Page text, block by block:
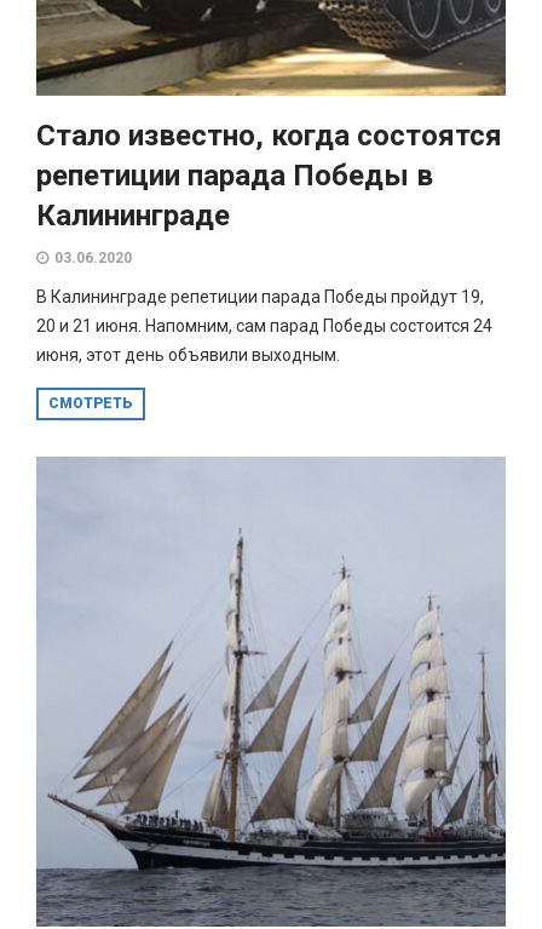
Стало известно, когда состоятся
репетиции парада Победы в
Калининграде
03.06.2020
В Калининграде репетиции парада Победы пройдут 19,
20 и 21 июня. Напомним, сам парад Победы состоится 24
июня, этот день объявили выходным.
СМОТРЕТЬ